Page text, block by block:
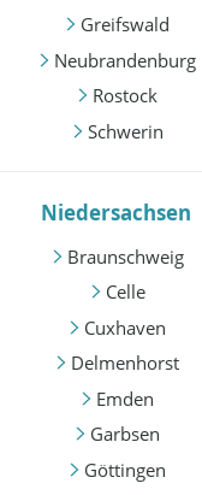
Greifswald
Neubrandenburg
Rostock
Schwerin
Niedersachsen
Braunschweig
Celle
Cuxhaven
Delmenhorst
Emden
Garbsen
Göttingen